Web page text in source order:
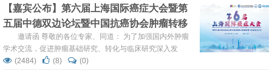
日在上海召开。 本届大会由复旦大学附属肿瘤医院、中国抗
癌协会肿瘤异质性与个体化治疗专业委员会、中国抗癌协会
【嘉宾公布】第六届上海国际癌症大会暨第
五届中德双边论坛暨中国抗癌协会肿瘤转移
专业委员会年会，诚邀您的参与！
邀请函 尊敬的各位专家、同道： 为了加强国内外肿瘤
学术交流，促进肿瘤基础研究、转化与临床研究深入发
展，“第六届上海国际癌症大会暨第五届中德双边论坛暨中
(2484) (8) (0)